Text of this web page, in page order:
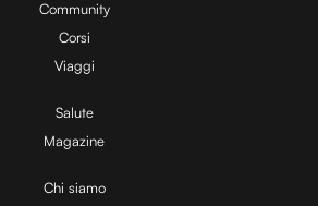
V
i
Community
Corsi
Viaggi
Salute
Magazine
Chi siamo